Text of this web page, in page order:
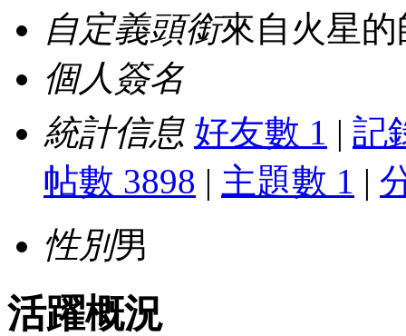
自定義頭銜來自火星的
個人簽名
統計信息 好友數 1 | 記
帖數 3898 | 主題數 1 |
性別男
活躍概況